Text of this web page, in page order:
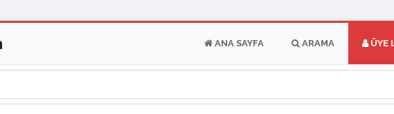
ANA SAYFA ARAMA ÜYE